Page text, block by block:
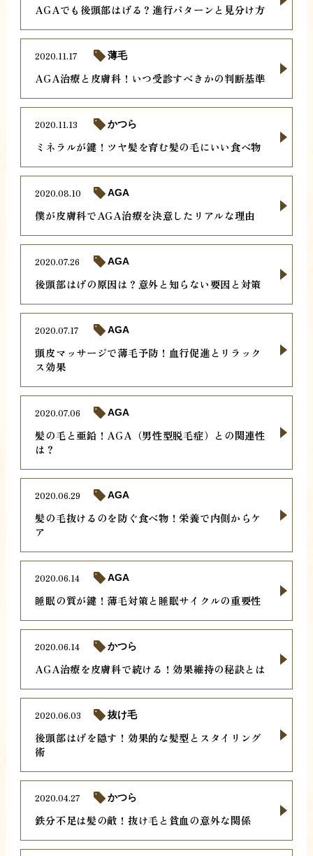
AGAでも後頭部はげる？進行パターンと見分け方
AGA治療と皮膚科！いつ受診すべきかの判断基準
2020.11.17 薄毛
ミネラルが鍵！ツヤ髪を育む髪の毛にいい食べ物
2020.11.13 かつら
僕が皮膚科でAGA治療を決意したリアルな理由
2020.08.10 AGA
後頭部はげの原因は？意外と知らない要因と対策
2020.07.26 AGA
頭皮マッサージで薄毛予防！血行促進とリラック
ス効果
2020.07.17 AGA
髪の毛と亜鉛！AGA（男性型脱毛症）との関連性
は？
2020.07.06 AGA
髪の毛抜けるのを防ぐ食べ物！栄養で内側からケ
ア
2020.06.29 AGA
睡眠の質が鍵！薄毛対策と睡眠サイクルの重要性
2020.06.14 AGA
AGA治療を皮膚科で続ける！効果維持の秘訣とは
2020.06.14 かつら
後頭部はげを隠す！効果的な髪型とスタイリング
術
2020.06.03 抜け毛
鉄分不足は髪の敵！抜け毛と貧血の意外な関係
2020.04.27 かつら